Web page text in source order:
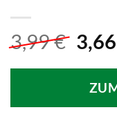
3,99€
war:
3,66